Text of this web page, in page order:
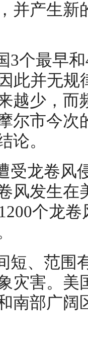
并产生新
3个最早
此并无
越少，而
尔市今次
论。
受龙卷风
风发生在
个龙
短、范围
灾害。美
南部广阔